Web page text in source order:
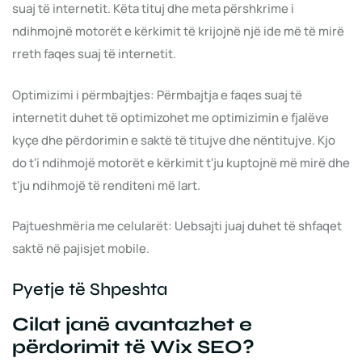
suaj të internetit. Këta tituj dhe meta përshkrime i
ndihmojnë motorët e kërkimit të krijojnë një ide më të mirë
rreth faqes suaj të internetit.
Optimizimi i përmbajtjes: Përmbajtja e faqes suaj të
internetit duhet të optimizohet me optimizimin e fjalëve
kyçe dhe përdorimin e saktë të titujve dhe nëntitujve. Kjo
do t'i ndihmojë motorët e kërkimit t'ju kuptojnë më mirë dhe
t'ju ndihmojë të renditeni më lart.
Pajtueshmëria me celularët: Uebsajti juaj duhet të shfaqet
saktë në pajisjet mobile.
Pyetje të Shpeshta
Cilat janë avantazhet e
përdorimit të Wix SEO?